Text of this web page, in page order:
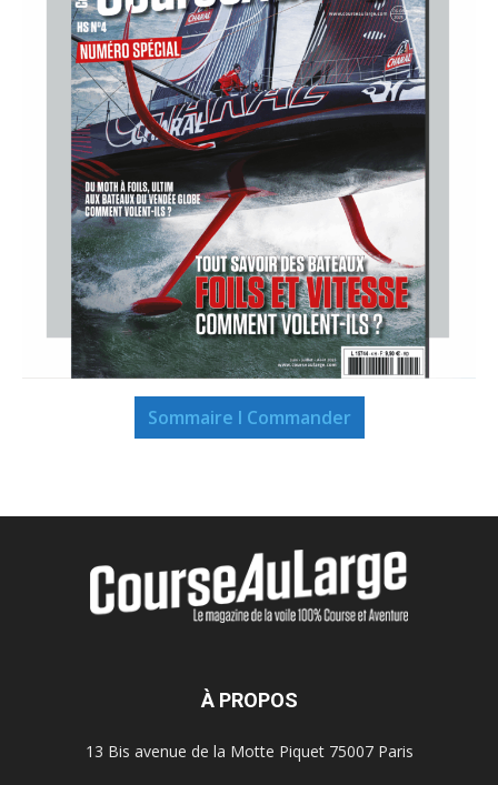
Sommaire I Commander
À PROPOS
13 Bis avenue de la Motte Piquet 75007 Paris